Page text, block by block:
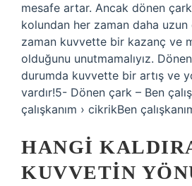
mesafe artar. Ancak dönen
kolundan her zaman daha
zaman kuvvette bir kazanç ve
olduğunu unutmamalıyız.
durumda kuvvette bir artış ve
vardır!5- Dönen çark – Ben
çalışkanım › cikrikBen
HANGI
KUVVETIN